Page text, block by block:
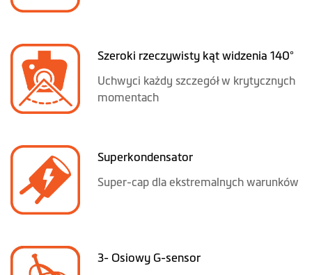
Szeroki rzeczywisty kąt widzenia 140°
Uchwyci każdy szczegół w krytycznych
momentach
Superkondensator
Super-cap dla ekstremalnych warunków
3- Osiowy G-sensor